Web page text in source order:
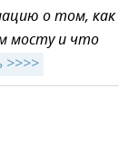
о том, как
мосту и что
>>>>